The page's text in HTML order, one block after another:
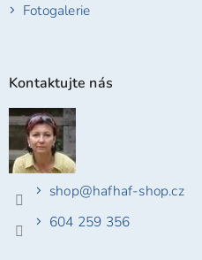
Fotogalerie
Kontaktujte nás
shop@hafhaf-shop.cz
604 259 356